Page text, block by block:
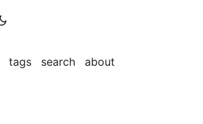
tags search about